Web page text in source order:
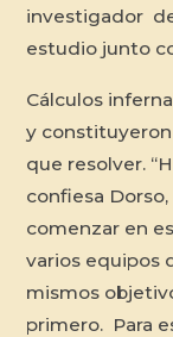
investigador
estudio junto
Cálculos
y
que resolver.
confiesa
comenzar en
varios equipos
mismos
primero. Para